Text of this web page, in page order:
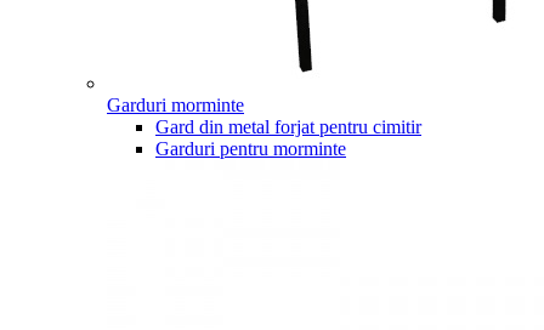
Garduri morminte
Gard din metal forjat pentru cimitir
Garduri pentru morminte